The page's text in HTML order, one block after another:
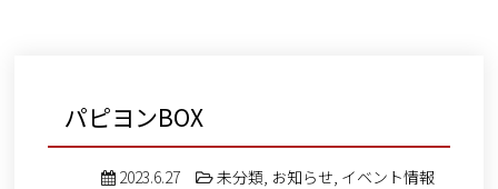
パピヨンBOX
2023.6.27 未分類, お知らせ, イベント情報